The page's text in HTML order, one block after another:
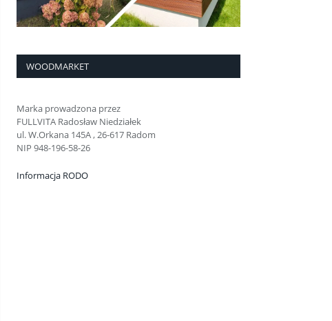
WOODMARKET
Marka prowadzona przez
FULLVITA Radosław Niedziałek
ul. W.Orkana 145A , 26-617 Radom
NIP 948-196-58-26
Informacja RODO